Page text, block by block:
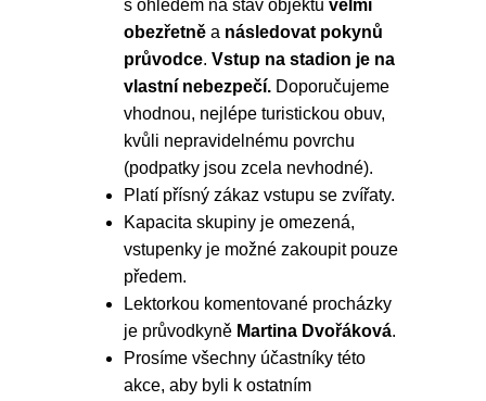
s ohledem na stav objektu velmi
obezřetně a následovat pokynů
průvodce. Vstup na stadion je na
vlastní nebezpečí. Doporučujeme
vhodnou, nejlépe turistickou obuv,
kvůli nepravidelnému povrchu
(podpatky jsou zcela nevhodné).
Platí přísný zákaz vstupu se zvířaty.
Kapacita skupiny je omezená,
vstupenky je možné zakoupit pouze
předem.
Lektorkou komentované procházky
je průvodkyně Martina Dvořáková.
Prosíme všechny účastníky této
akce, aby byli k ostatním